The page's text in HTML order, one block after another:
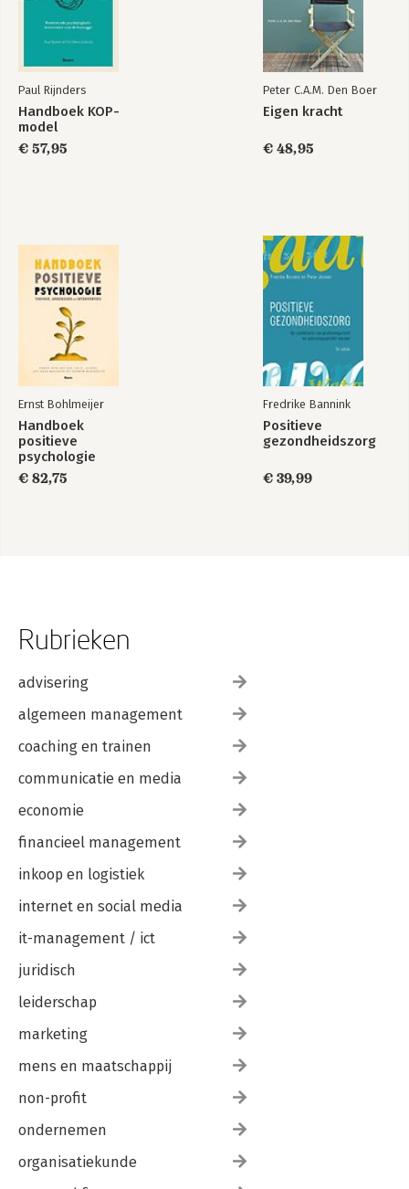
Paul Rijnders
Handboek KOP-
model
€ 57,95
Peter C.A.M. Den Boer
Eigen kracht
€ 48,95
Ernst Bohlmeijer
Handboek
positieve
psychologie
€ 82,75
Fredrike Bannink
Positieve
gezondheidszorg
€ 39,99
Rubrieken
advisering
algemeen management
coaching en trainen
communicatie en media
economie
financieel management
inkoop en logistiek
internet en social media
it-management / ict
juridisch
leiderschap
marketing
mens en maatschappij
non-profit
ondernemen
organisatiekunde